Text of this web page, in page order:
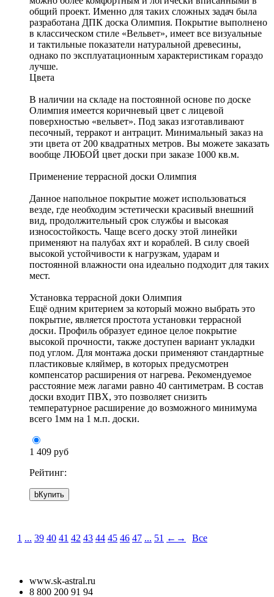
общий проект. Именно для таких сложных задач была
разработана ДПК доска Олимпия. Покрытие выполнено
в классическом стиле «Вельвет», имеет все визуальные
и тактильные показатели натуральной древесины,
однако по эксплуатационным характеристикам гораздо
лучше.
Цвета
В наличии на складе на постоянной основе по доске
Олимпия имеется коричневый цвет с лицевой
поверхностью «вельвет». Под заказ изготавливают
песочный, терракот и антрацит. Минимальный заказ на
эти цвета от 200 квадратных метров. Вы можете заказать
вообще ЛЮБОЙ цвет доски при заказе 1000 кв.м.
Применение террасной доски Олимпия
Данное напольное покрытие может использоваться
везде, где необходим эстетически красивый внешний
вид, продолжительный срок службы и высокая
износостойкость. Чаще всего доску этой линейки
применяют на палубах яхт и кораблей. В силу своей
высокой устойчивости к нагрузкам, ударам и
постоянной влажности она идеально подходит для таких
мест.
Установка террасной доки Олимпия
Ещё одним критерием за который можно выбрать это
покрытие, является простота установки террасной
доски. Профиль образует единое целое покрытие
высокой прочности, также доступен вариант укладки
под углом. Для монтажа доски применяют стандартные
пластиковые кляймер, в которых предусмотрен
компенсатор расширения от нагрева. Рекомендуемое
расстояние меж лагами равно 40 сантиметрам. В состав
доски входит ПВХ, это позволяет снизить
температурное расширение до возможного минимума
всего 1мм на 1 м.п. доски.
1 409 руб
Рейтинг:
bКупить
1 ... 39 40 41 42 43 44 45 46 47 ... 51 ← → Все
www.sk-astral.ru
8 800 200 91 94